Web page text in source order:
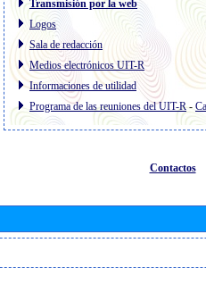
Transmisión por la web
Logos
Sala de redacción
Medios electrónicos UIT-R
Informaciones de utilidad
Programa de las reuniones del UIT-R-
Contactos